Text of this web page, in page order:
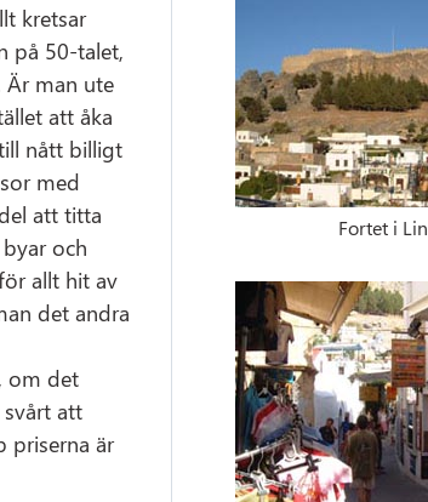
kretsar
på 50-talet,
man ute
att åka
nått billigt
med
att titta
och
allt hit av
det andra
om det
att
priserna är
Fortet i